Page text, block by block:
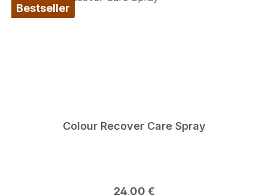
Bestseller
Colour Recover Care Spray
Regulärer Preis:
24,00 €